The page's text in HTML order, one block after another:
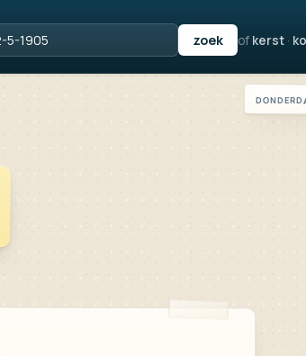
of kerst ·